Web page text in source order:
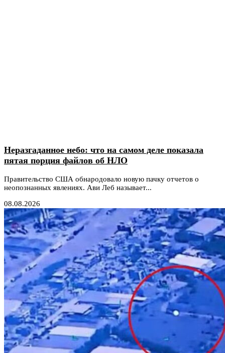
Неразгаданное небо: что на самом деле показала
пятая порция файлов об НЛО
Правительство США обнародовало новую пачку отчетов о
неопознанных явлениях. Ави Леб называет...
08.08.2026